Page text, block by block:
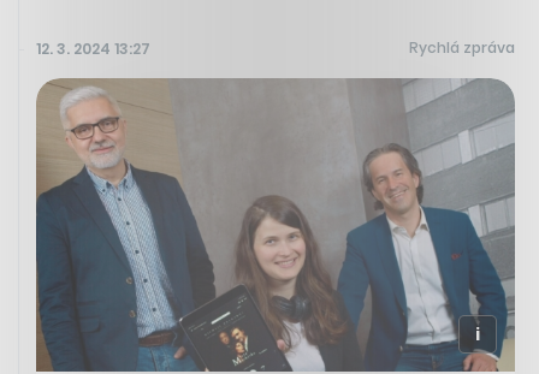
12. 3. 2024 13:27 Rychlá zpráva